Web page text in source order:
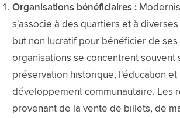
Organisations bénéficiaires :
s'associe à des quartiers et à
but non lucratif pour bénéficier de
organisations se concentrent souvent
préservation historique, l'éducation et
développement communautaire. Les
provenant de la vente de billets, de